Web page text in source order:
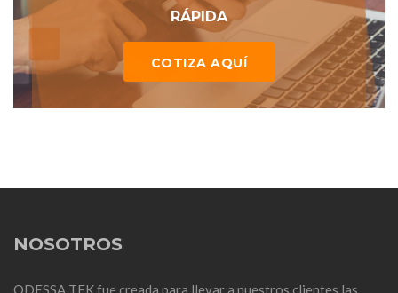
RÁPIDA
COTIZA AQUÍ
NOSOTROS
ODESSA TEK fue creada para llevar a nuestros clientes las